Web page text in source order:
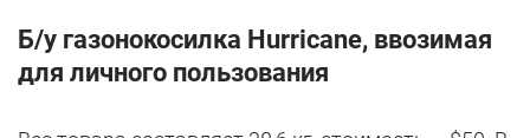
Б/у газонокосилка Hurricane, ввозимая
для личного пользования